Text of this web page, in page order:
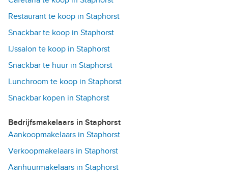
Restaurant te koop in Staphorst
Snackbar te koop in Staphorst
IJssalon te koop in Staphorst
Snackbar te huur in Staphorst
Lunchroom te koop in Staphorst
Snackbar kopen in Staphorst
Bedrijfsmakelaars in Staphorst
Aankoopmakelaars in Staphorst
Verkoopmakelaars in Staphorst
Aanhuurmakelaars in Staphorst